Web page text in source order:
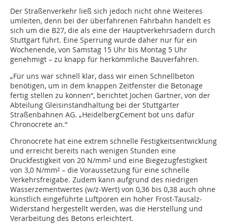
Der Straßenverkehr ließ sich jedoch nicht ohne Weiteres
umleiten, denn bei der überfahrenen Fahrbahn handelt es
sich um die B27, die als eine der Hauptverkehrsadern durch
Stuttgart führt. Eine Sperrung wurde daher nur für ein
Wochenende, von Samstag 15 Uhr bis Montag 5 Uhr
genehmigt – zu knapp für herkömmliche Bauverfahren.
„Für uns war schnell klar, dass wir einen Schnellbeton
benötigen, um in dem knappen Zeitfenster die Betonage
fertig stellen zu können“, berichtet Jochen Gartner, von der
Abteilung Gleisinstandhaltung bei der Stuttgarter
Straßenbahnen AG. „HeidelbergCement bot uns dafür
Chronocrete an.“
Chronocrete hat eine extrem schnelle Festigkeitsentwicklung
und erreicht bereits nach wenigen Stunden eine
Druckfestigkeit von 20 N/mm² und eine Biegezugfestigkeit
von 3,0 N/mm² – die Voraussetzung für eine schnelle
Verkehrsfreigabe. Zudem kann aufgrund des niedrigen
Wasserzementwertes (w/z-Wert) von 0,36 bis 0,38 auch ohne
künstlich eingeführte Luftporen ein hoher Frost-Tausalz-
Widerstand hergestellt werden, was die Herstellung und
Verarbeitung des Betons erleichtert.